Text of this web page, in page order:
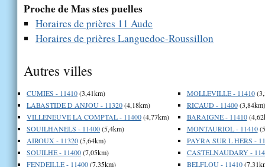
Proche de Mas stes puelles
Horaires de prières 11 Aude
Horaires de prières Languedoc-Roussillon
Autres villes
CUMIES - 11410(3,41km)
LABASTIDE D ANJOU - 11320(4,18km)
VILLENEUVE LA COMPTAL - 11400(4,77km)
SOUILHANELS - 11400(5,4km)
AIROUX - 11320(5,64km)
SOUILHE - 11400(7,05km)
FENDEILLE - 11400(7,35km)
MOLLEVILLE - 11410
RICAUD - 11400(3,84km)
BARAIGNE - 11410
MONTAURIOL - 11410
PAYRA SUR L HERS -
CASTELNAUDARY -
BELFLOU - 11410